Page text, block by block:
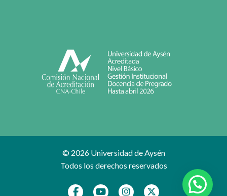
© 2026 Universidad de Aysén
Todos los derechos reservados